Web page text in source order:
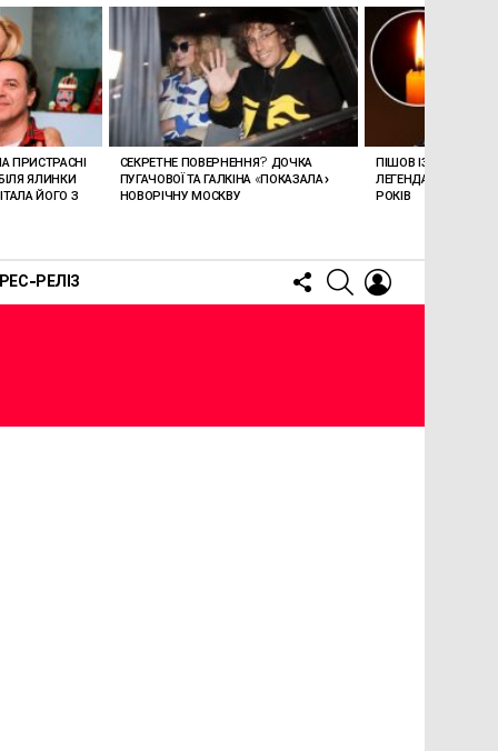
РЕЛІЗ
FOLLOW
US
SEARCH
ПРИСТРАСНІ
ЯЛИНКИ
ЙОГО З
СЕКРЕТНЕ ПОВЕРНЕННЯ? ДОЧКА
ПУГАЧОВОЇ ТА ГАЛКІНА «ПОКАЗАЛА»
НОВОРІЧНУ МОСКВУ
ПІШОВ ІЗ ЖИТТЯ
ЛЕГЕНДАРНОМУ
РОКІВ